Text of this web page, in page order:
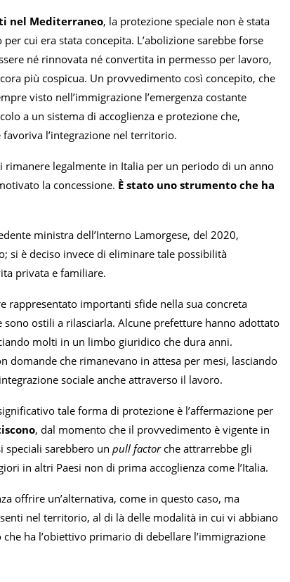
nel Mediterraneo, la protezione speciale non è stata
cui era stata concepita. L’abolizione sarebbe forse
né rinnovata né convertita in permesso per lavoro,
più cospicua. Un provvedimento così concepito, che
visto nell’immigrazione l’emergenza costante
a un sistema di accoglienza e protezione che,
l’integrazione nel territorio.
legalmente in Italia per un periodo di un anno
la concessione. È stato uno strumento che ha
ministra dell’Interno Lamorgese, del 2020,
si è deciso invece di eliminare tale possibilità
privata e familiare.
rappresentato importanti sfide nella sua concreta
sono ostili a rilasciarla. Alcune prefetture hanno adottato
molti in un limbo giuridico che dura anni.
domande che rimanevano in attesa per mesi, lasciando
sociale anche attraverso il lavoro.
tale forma di protezione è l’affermazione per
, dal momento che il provvedimento è vigente in
speciali sarebbero un pull factorche attrarrebbe gli
in altri Paesi non di prima accoglienza come l’Italia.
offrire un’alternativa, come in questo caso, ma
nel territorio, al di là delle modalità in cui vi abbiano
ha l’obiettivo primario di debellare l’immigrazione